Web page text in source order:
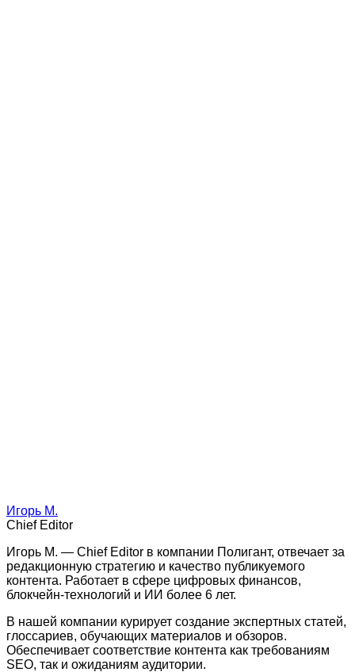
Игорь М.
Chief Editor
Игорь М. — Chief Editor в компании Полигант, отвечает за
редакционную стратегию и качество публикуемого
контента. Работает в сфере цифровых финансов,
блокчейн-технологий и ИИ более 6 лет.
В нашей компании курирует создание экспертных статей,
глоссариев, обучающих материалов и обзоров.
Обеспечивает соответствие контента как требованиям
SEO, так и ожиданиям аудитории.